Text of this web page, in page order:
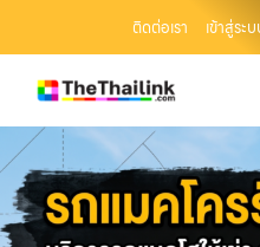
ติดต่อเรา เข้าสู่ระ